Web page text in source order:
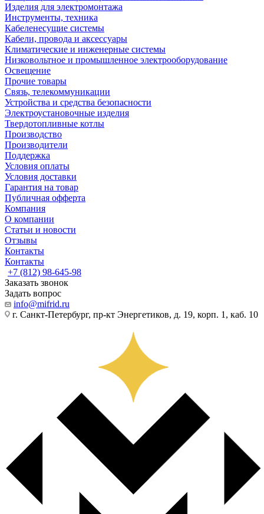
Изделия для электромонтажа
Инструменты, техника
Кабеленесущие системы
Кабели, провода и аксессуары
Климатические и инженерные системы
Низковольтное и промышленное электрооборудование
Освещение
Прочие товары
Связь, телекоммуникации
Устройства и средства безопасности
Электроустановочные изделия
Твердотопливные котлы
Производство
Производители
Поддержка
Условия оплаты
Условия доставки
Гарантия на товар
Публичная офферта
Компания
О компании
Статьи и новости
Отзывы
Контакты
Контакты
+7 (812) 98-645-98
Заказать звонок
Задать вопрос
info@mifrid.ru
г. Санкт-Петербург, пр-кт Энергетиков, д. 19, корп. 1, каб. 10